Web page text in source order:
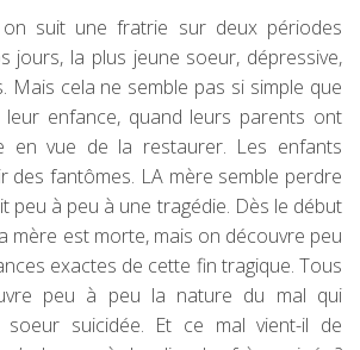
suit une fratrie sur deux périodes
jours, la plus jeune soeur, dépressive,
Mais cela ne semble pas si simple que
leur enfance, quand leurs parents ont
en vue de la restaurer. Les enfants
des fantômes. LA mère semble perdre
peu à peu à une tragédie. Dès le début
mère est morte, mais on découvre peu
exactes de cette fin tragique. Tous
peu à peu la nature du mal qui
suicidée. Et ce mal vient-il de